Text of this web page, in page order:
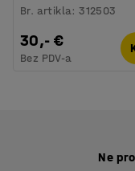
Br. artikla:312503
30,- €
Bez PDV-a
Ne